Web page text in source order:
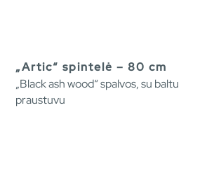
„Artic“ spintelė – 80 cm
„Black ash wood“ spalvos, su baltu
praustuvu